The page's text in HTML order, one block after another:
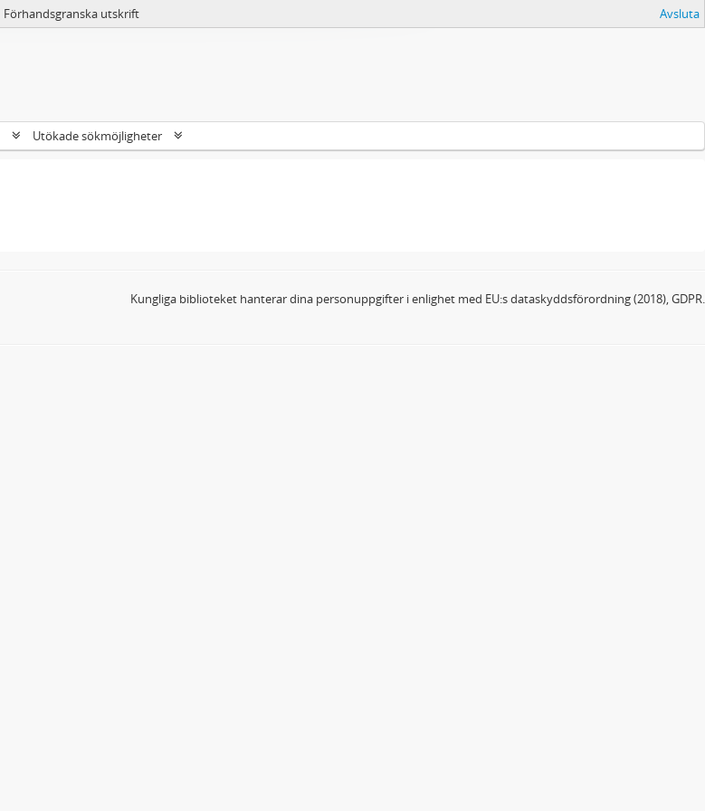
Förhandsgranska utskrift Avsluta
Utökade sökmöjligheter
Kungliga biblioteket hanterar dina personuppgifter i enlighet med EU:s dataskyddsförordning (2018), GDPR.